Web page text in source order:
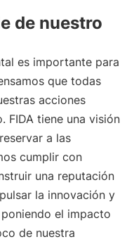
de nuestro
es importante para
que todas
acciones
FIDA tiene una visión
a las
cumplir con
una reputación
la innovación y
el impacto
de nuestra